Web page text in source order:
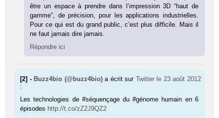
être un espace à prendre dans l’impression 3D “haut de
gamme”, de précision, pour les applications industrielles.
Pour ce qui est du grand public, c’est plus difficile. Mais il
ne faut jamais dire jamais.
Répondre ici
[2] - Buzz4bio (@buzz4bio) a écrit sur Twitter le 23 août 2012
:
Les technologies de #séquençage du #génome humain en 6
épisodes http://t.co/zZ2J9QZ2